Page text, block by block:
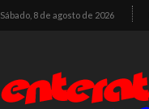
Sábado, 8 de agosto de 2026